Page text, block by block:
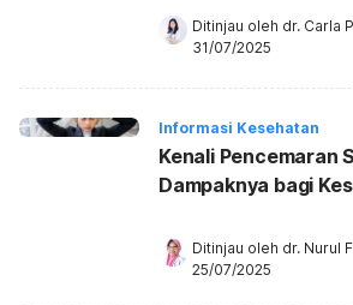
Ditinjau oleh dr. Carla
31/07/2025
Informasi Kesehatan
Kenali Pencemaran
Dampaknya bagi
Ditinjau oleh dr. Nurul
25/07/2025